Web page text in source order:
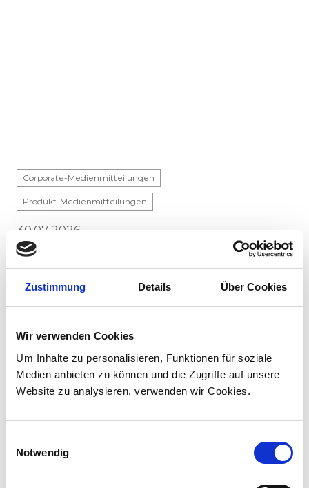
Zustimmung Details Über Cookies
Wir verwenden Cookies
Um Inhalte zu personalisieren, Funktionen für soziale
Medien anbieten zu können und die Zugriffe auf unsere
Website zu analysieren, verwenden wir Cookies.
Notwendig
Corporate-Medienmitteilungen
Produkt-Medienmitteilungen
30.07.2026
Stadler liefert 45 Hybridlokomotiven für den
Personenverkehr in Kanada
Stadler hat mit VIA Rail Canada einen Vertrag
über die Lieferung von 45 Hybridlokomotiven
Lokomotivauftrag in Kanada ...